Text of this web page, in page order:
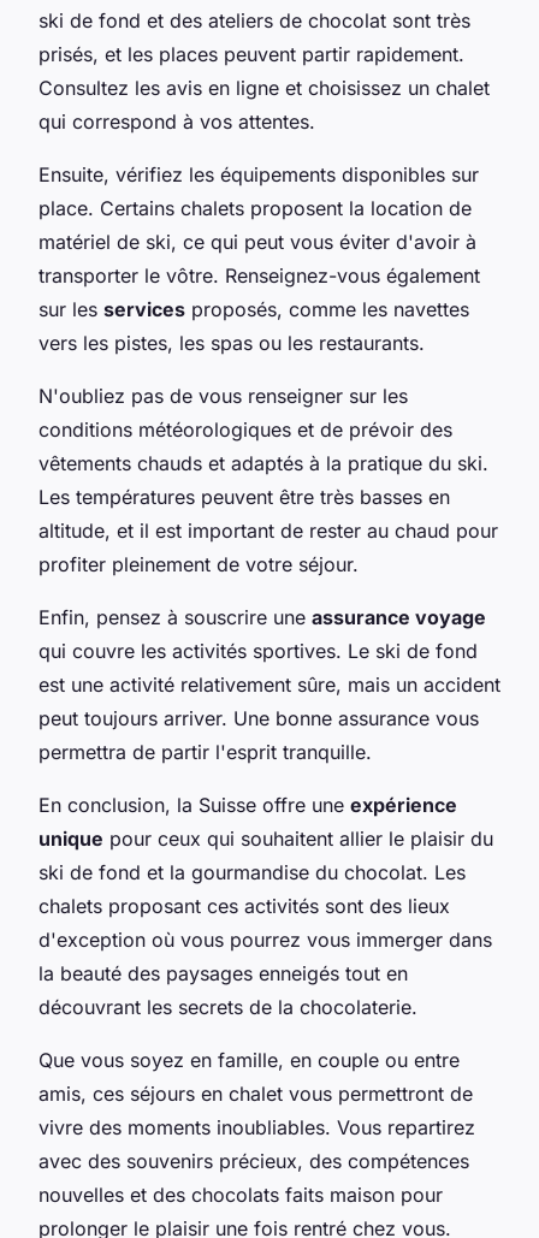
ski de fond et des ateliers de chocolat sont très
prisés, et les places peuvent partir rapidement.
Consultez les avis en ligne et choisissez un chalet
qui correspond à vos attentes.
Ensuite, vérifiez les équipements disponibles sur
place. Certains chalets proposent la location de
matériel de ski, ce qui peut vous éviter d'avoir à
transporter le vôtre. Renseignez-vous également
sur les services proposés, comme les navettes
vers les pistes, les spas ou les restaurants.
N'oubliez pas de vous renseigner sur les
conditions météorologiques et de prévoir des
vêtements chauds et adaptés à la pratique du ski.
Les températures peuvent être très basses en
altitude, et il est important de rester au chaud pour
profiter pleinement de votre séjour.
Enfin, pensez à souscrire une assurance voyage
qui couvre les activités sportives. Le ski de fond
est une activité relativement sûre, mais un accident
peut toujours arriver. Une bonne assurance vous
permettra de partir l'esprit tranquille.
En conclusion, la Suisse offre une expérience
unique pour ceux qui souhaitent allier le plaisir du
ski de fond et la gourmandise du chocolat. Les
chalets proposant ces activités sont des lieux
d'exception où vous pourrez vous immerger dans
la beauté des paysages enneigés tout en
découvrant les secrets de la chocolaterie.
Que vous soyez en famille, en couple ou entre
amis, ces séjours en chalet vous permettront de
vivre des moments inoubliables. Vous repartirez
avec des souvenirs précieux, des compétences
nouvelles et des chocolats faits maison pour
prolonger le plaisir une fois rentré chez vous.